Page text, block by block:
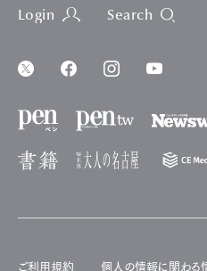
Login Search
ご利用規約 個人の情報に関わる